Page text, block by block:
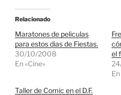
Relacionado
Maratones de peliculas
para estos dias de Fiestas.
30/10/2008
En «Cine»
el
Taller de Comic en el D.F.